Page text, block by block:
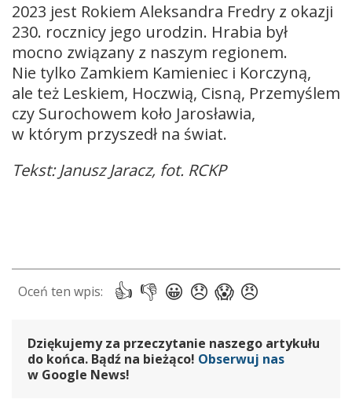
2023 jest Rokiem Aleksandra Fredry z okazji
230. rocznicy jego urodzin. Hrabia był
mocno związany z naszym regionem.
Nie tylko Zamkiem Kamieniec i Korczyną,
ale też Leskiem, Hoczwią, Cisną, Przemyślem
czy Surochowem koło Jarosławia,
w którym przyszedł na świat.
Tekst: Janusz Jaracz, fot. RCKP
Dziękujemy za przeczytanie naszego artykułu
do końca. Bądź na bieżąco! Obserwuj nas
w Google News!